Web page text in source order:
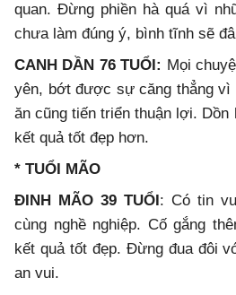
quan. Đừng phiền hà quá vì
chưa làm đúng ý, bình tĩnh sẽ
CANH DẦN 76 TUỔI : Mọi
yên, bớt được sự căng thẳng vì
ăn cũng tiến triển thuận lợi.
kết quả tốt đẹp hơn.
* TUỔI MÃO
ĐINH MÃO 39 TUỔI : Có tin
cùng nghề nghiệp. Cố gắng
kết quả tốt đẹp. Đừng đua đôi
an vui.